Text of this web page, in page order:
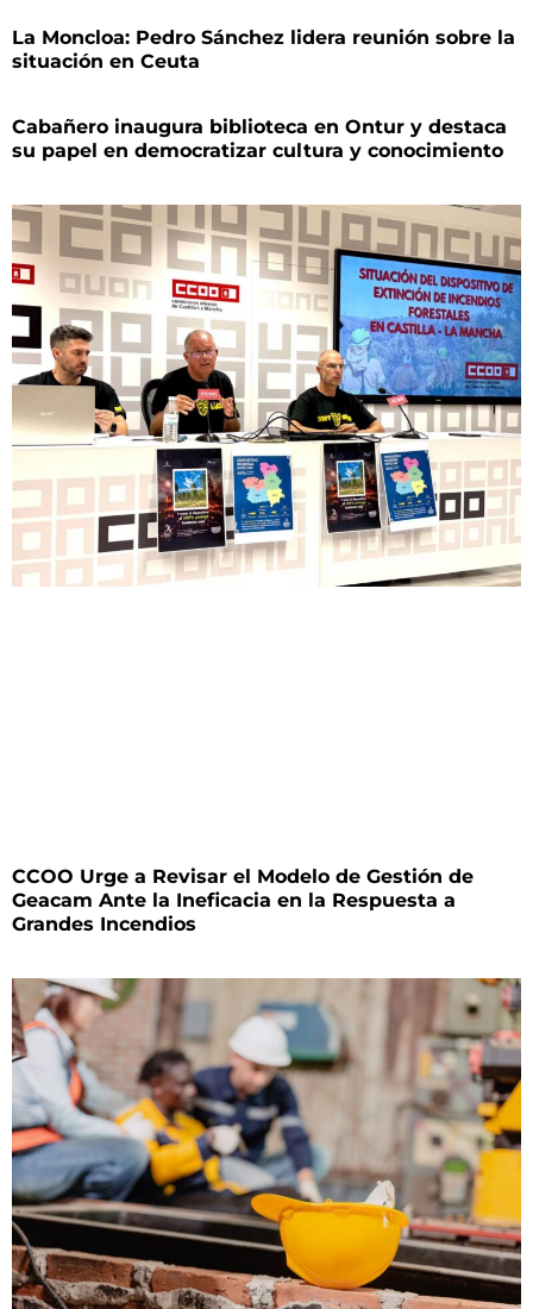
La Moncloa: Pedro Sánchez lidera reunión sobre la
situación en Ceuta
Cabañero inaugura biblioteca en Ontur y destaca
su papel en democratizar cultura y conocimiento
CCOO Urge a Revisar el Modelo de Gestión de
Geacam Ante la Ineficacia en la Respuesta a
Grandes Incendios